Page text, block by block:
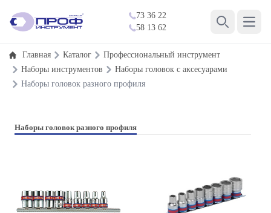
73 36 22
58 13 62
Open
Главная Каталог
Профессиональный инструмент
Наборы инструментов
Наборы головок с аксесуарами
Наборы головок разного профиля
Наборы головок разного профиля